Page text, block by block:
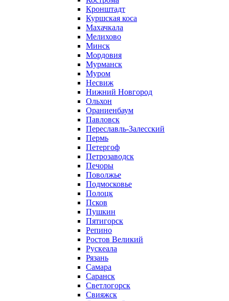
Кронштадт
Куршская коса
Махачкала
Мелихово
Минск
Мордовия
Мурманск
Муром
Несвиж
Нижний Новгород
Ольхон
Ораниенбаум
Павловск
Переславль-Залесский
Пермь
Петергоф
Петрозаводск
Печоры
Поволжье
Подмосковье
Полоцк
Псков
Пушкин
Пятигорск
Репино
Ростов Великий
Рускеала
Рязань
Самара
Саранск
Светлогорск
Свияжск